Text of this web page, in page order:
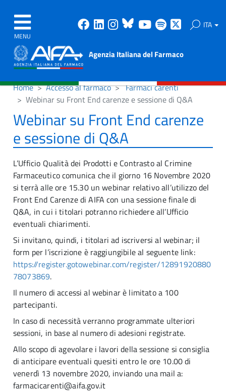
MENU
Facebook
Linkedin
Instagram
Bluesky
Youtube
Spotify ITA
Agenzia Italiana del Farmaco
Home Accesso al farmaco
Farmaci carenti
Webinar su Front End carenze e sessione di Q&A
Webinar su Front End carenze
e sessione di Q&A
L’Ufficio Qualità dei Prodotti e Contrasto al Crimine
Farmaceutico comunica che il giorno 16 Novembre 2020
si terrà alle ore 15.30 un webinar relativo all’utilizzo del
Front End Carenze di AIFA con una sessione finale di
Q&A, in cui i titolari potranno richiedere all’Ufficio
eventuali chiarimenti.
Si invitano, quindi, i titolari ad iscriversi al webinar; il
form per l’iscrizione è raggiungibile al seguente link:
https://register.gotowebinar.com/register/12891920880
78073869.
Il numero di accessi al webinar è limitato a 100
partecipanti.
In caso di necessità verranno programmate ulteriori
sessioni, in base al numero di adesioni registrate.
Allo scopo di agevolare i lavori della sessione si consiglia
di anticipare eventuali quesiti entro le ore 10.00 di
venerdì 13 novembre 2020, inviando una mail a:
farmacicarenti@aifa.gov.it